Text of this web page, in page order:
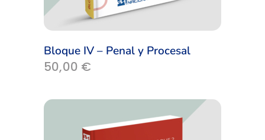
Bloque IV – Penal y Procesal
50,00 €